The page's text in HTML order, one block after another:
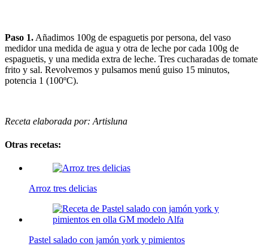
Paso 1. Añadimos 100g de espaguetis por persona, del vaso
medidor una medida de agua y otra de leche por cada 100g de
espaguetis, y una medida extra de leche. Tres cucharadas de tomate
frito y sal. Revolvemos y pulsamos menú guiso 15 minutos,
potencia 1 (100ºC).
Receta elaborada por: Artisluna
Otras recetas:
Arroz tres delicias
Pastel salado con jamón york y pimientos